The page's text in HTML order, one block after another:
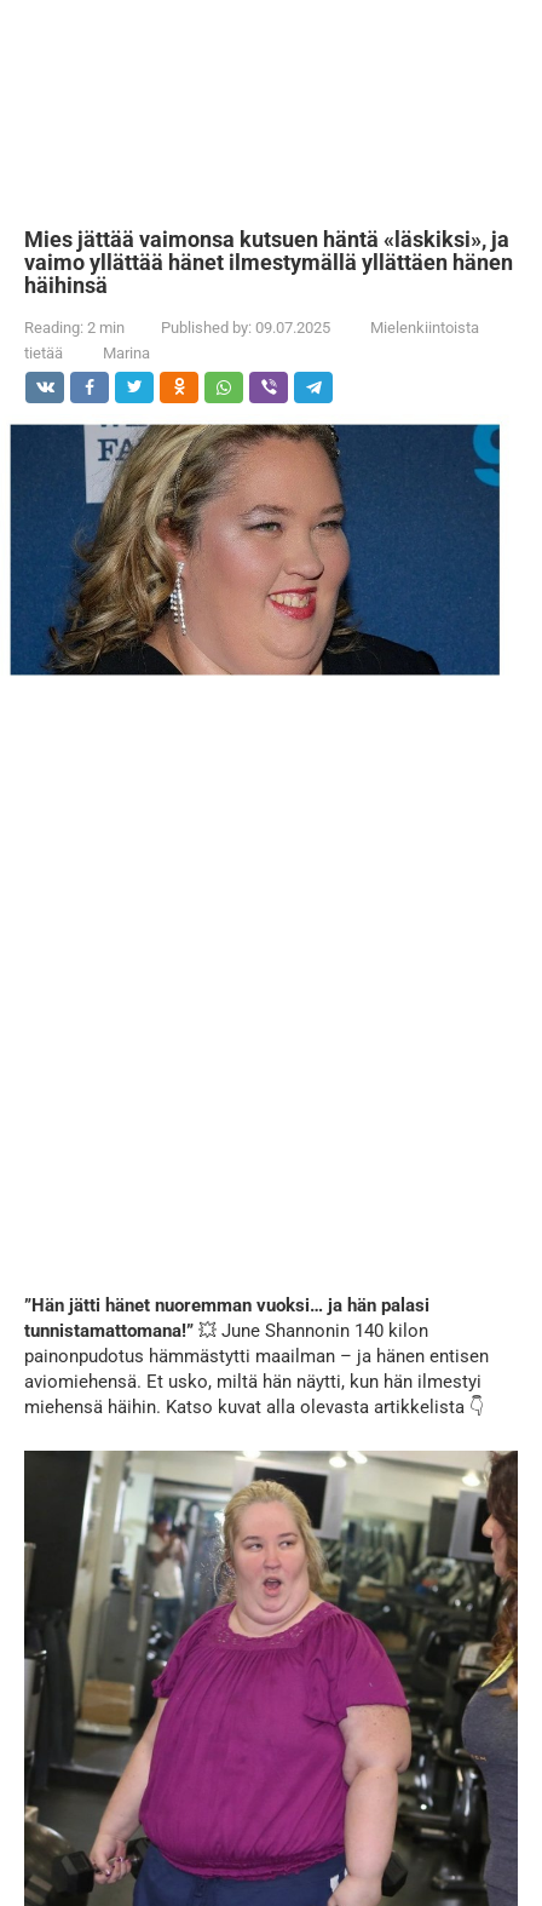
Mies jättää vaimonsa kutsuen häntä «läskiksi», ja
vaimo yllättää hänet ilmestymällä yllättäen hänen
häihinsä
Reading: 2 min Published by: 09.07.2025
Mielenkiintoista
tietää
Marina
”Hän jätti hänet nuoremman vuoksi… ja hän palasi
tunnistamattomana!” 💥 June Shannonin 140 kilon
painonpudotus hämmästytti maailman – ja hänen entisen
aviomiehensä. Et usko, miltä hän näytti, kun hän ilmestyi
miehensä häihin. Katso kuvat alla olevasta artikkelista 👇